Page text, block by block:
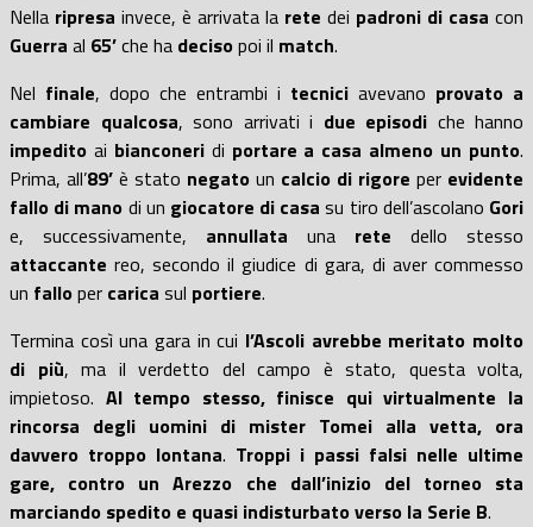
Nella ripresa invece, è arrivata la rete dei padroni di casa con
Guerra al 65’che ha decisopoi il match.
Nel finale, dopo che entrambi i tecnici avevano provato a
cambiare qualcosa, sono arrivati i due episodi che hanno
impedito ai bianconeridi portare a casa almeno un punto.
Prima, all’89’ è stato negato un calcio di rigore per evidente
fallo di mano di un giocatore di casa su tiro dell’ascolano Gori
e, successivamente, annullata una rete dello stesso
attaccante reo, secondo il giudice di gara, di aver commesso
un falloper carica sul portiere.
Termina così una gara in cui l’Ascoli avrebbe meritato molto
di più, ma il verdetto del campo è stato, questa volta,
impietoso. Al tempo stesso, finisce qui virtualmente la
rincorsa degli uomini di mister Tomei alla vetta, ora
davvero troppo lontana. Troppi i passi falsi nelle ultime
gare, contro un Arezzo che dall’inizio del torneo sta
marciando spedito e quasi indisturbato verso la Serie B.